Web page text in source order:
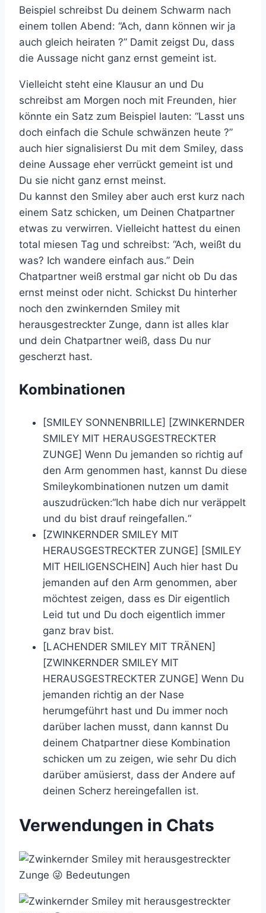
Beispiel schreibst Du deinem Schwarm nach
einem tollen Abend: “Ach, dann können wir ja
auch gleich heiraten ?” Damit zeigst Du, dass
die Aussage nicht ganz ernst gemeint ist.
Vielleicht steht eine Klausur an und Du
schreibst am Morgen noch mit Freunden, hier
könnte ein Satz zum Beispiel lauten: “Lasst uns
doch einfach die Schule schwänzen heute ?”
auch hier signalisierst Du mit dem Smiley, dass
deine Aussage eher verrückt gemeint ist und
Du sie nicht ganz ernst meinst.
Du kannst den Smiley aber auch erst kurz nach
einem Satz schicken, um Deinen Chatpartner
etwas zu verwirren. Vielleicht hattest du einen
total miesen Tag und schreibst: “Ach, weißt du
was? Ich wandere einfach aus.” Dein
Chatpartner weiß erstmal gar nicht ob Du das
ernst meinst oder nicht. Schickst Du hinterher
noch den zwinkernden Smiley mit
herausgestreckter Zunge, dann ist alles klar
und dein Chatpartner weiß, dass Du nur
gescherzt hast.
Kombinationen
[SMILEY SONNENBRILLE] [ZWINKERNDER
SMILEY MIT HERAUSGESTRECKTER
ZUNGE] Wenn Du jemanden so richtig auf
den Arm genommen hast, kannst Du diese
Smileykombinationen nutzen um damit
auszudrücken:“Ich habe dich nur veräppelt
und du bist drauf reingefallen.“
[ZWINKERNDER SMILEY MIT
HERAUSGESTRECKTER ZUNGE] [SMILEY
MIT HEILIGENSCHEIN] Auch hier hast Du
jemanden auf den Arm genommen, aber
möchtest zeigen, dass es Dir eigentlich
Leid tut und Du doch eigentlich immer
ganz brav bist.
[LACHENDER SMILEY MIT TRÄNEN]
[ZWINKERNDER SMILEY MIT
HERAUSGESTRECKTER ZUNGE] Wenn Du
jemanden richtig an der Nase
herumgeführt hast und Du immer noch
darüber lachen musst, dann kannst Du
deinem Chatpartner diese Kombination
schicken um zu zeigen, wie sehr Du dich
darüber amüsierst, dass der Andere auf
deinen Scherz hereingefallen ist.
Verwendungen in Chats